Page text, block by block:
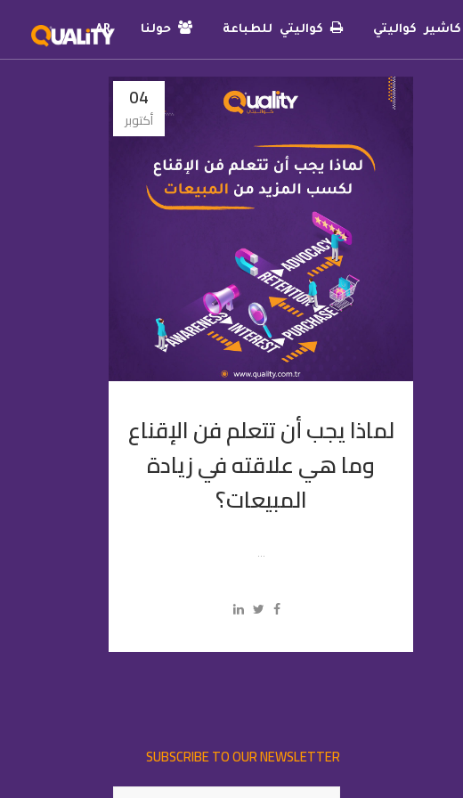
كاشير كواليتي كواليتي للطباعة حولنا AR
04
أكتوبر
لماذا يجب أن تتعلم فن الإقناع
وما هي علاقته في زيادة
المبيعات؟
...
SUBSCRIBE TO OUR NEWSLETTER